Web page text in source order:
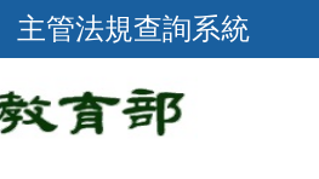
主管法規查詢系統